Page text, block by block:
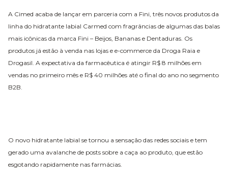
A Cimed acaba de lançar em parceria com a Fini, três novos produtos da
linha do hidratante labial Carmed com fragrâncias de algumas das balas
mais icônicas da marca Fini – Beijos, Bananas e Dentaduras. Os
produtos já estão à venda nas lojas e e-commerce da Droga Raia e
Drogasil. A expectativa da farmacêutica é atingir R$ 8 milhões em
vendas no primeiro mês e R$ 40 milhões até o final do ano no segmento
B2B.
O novo hidratante labial se tornou a sensação das redes sociais e tem
gerado uma avalanche de posts sobre a caça ao produto, que estão
esgotando rapidamente nas farmácias.